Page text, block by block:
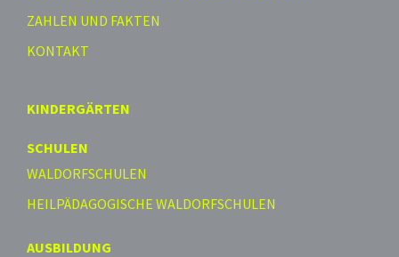
ZAHLEN UND FAKTEN
KONTAKT
KINDERGÄRTEN
SCHULEN
WALDORFSCHULEN
HEILPÄDAGOGISCHE WALDORFSCHULEN
AUSBILDUNG